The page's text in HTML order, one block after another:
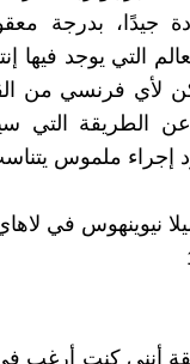
جيدًا، بدرجة
التي يوجد فيها
لأي فرنسي من
التي
إجراء ملموس
نيوينهوس في
أنني كنت أرغب